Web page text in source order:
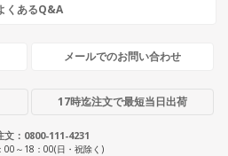
くあるQ&A
メールでのお問い合わせ
17時迄注文で最短当日出荷
文：0800-111-4231
00～18：00(日・祝除く)